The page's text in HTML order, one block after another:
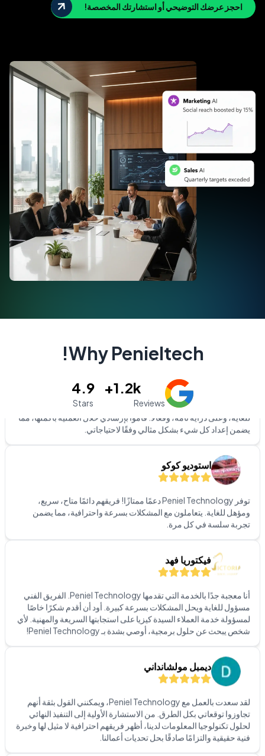
احجز عرضك التوضيحي أو استشارتك المخصصة!
Why Penieltech!
1.2k+
Reviews
4.9
Stars
بوانيكا جالاجودا
الفني والخدمة العامة الممتازة. كلما واجهت مشكلة أو كان لدي استفسار،
كان فريق الدعم سريع الاستجابة وذو معرفة كبيرة. لا يقتصر دورهم على
حل المشكلات فحسب، بل يحرصون أيضًا على أن أفهم الحل جيدًا
ويوجهونني لمنع حدوث مشكلات مماثلة في المستقبل.
براناف بس
كانت PenielTech شريكًا رائعًا في رحلتنا نحو التحول الرقمي. حلولهم
البرمجية من الدرجة الأولى ومصممة خصيصًا لتلبية احتياجات أعمالنا.
فريق دعم العملاء متاح دائمًا ويبذل قصارى جهده لحل أي مشكلات.
الموظفون على درجة عالية من المعرفة والود والاحترافية. أوصي بشدة بـ
هيتيشكومار ماهايفانشي
زياد مم
لقد كانت لدي تجربة رائعة مع خدمة تثبيت البرامج! كان الفريق محترفًا
للغاية، وعلى دراية تامة، وفعالًا. قاموا بإرشادي خلال العملية بأكملها، مما
يضمن إعداد كل شيء بشكل مثالي وفقًا لاحتياجاتي.
توفر Peniel Technology دعمًا ممتازًا! فريقهم دائمًا متاح، سريع،
ومؤهل للغاية. يتعاملون مع المشكلات بسرعة واحترافية، مما يضمن
تجربة سلسة في كل مرة.
لمسؤولة خدمة العملاء السيدة كيزيا على استجابتها السريعة والمهنية. لأي
شخص يبحث عن حلول برمجية، أوصي بشدة بـ Peniel Technology!
تجاوزوا توقعاتي بكل الطرق. من الاستشارة الأولية إلى التنفيذ النهائي
لحلول تكنولوجيا المعلومات لدينا، أظهر فريقهم احترافية لا مثيل لها وخبرة
فنية حقيقية والتزامًا صادقًا بحل تحديات أعمالنا.